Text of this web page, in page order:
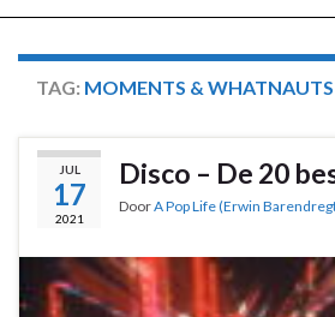
TAG: MOMENTS & WHATNAUTS
JUL
17
2021
Disco – De 20
DoorA Pop Life (Erwin